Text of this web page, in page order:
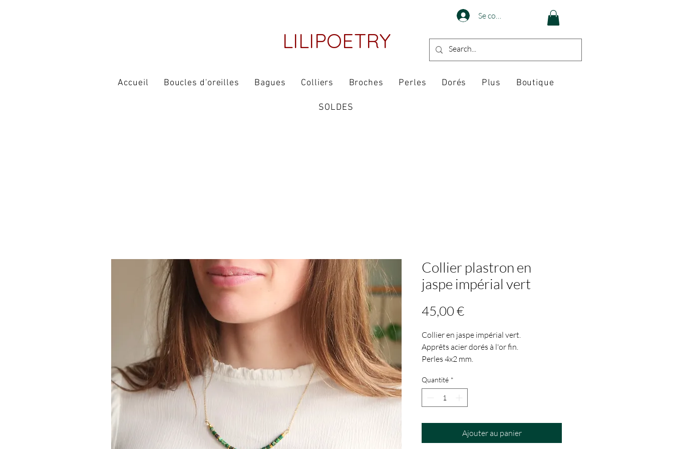
LILIPOETRY
Se connecter
Accueil Boucles d'oreilles Bagues Colliers Broches Perles Dorés Plus Boutique
SOLDES
Collier plastron en
jaspe impérial vert
45,00 €Prix
Collier en jaspe impérial vert.
Apprêts acier dorés à l'or fin.
Perles 4x2 mm.
de réglage)
Quantité *
Ajouter au panier